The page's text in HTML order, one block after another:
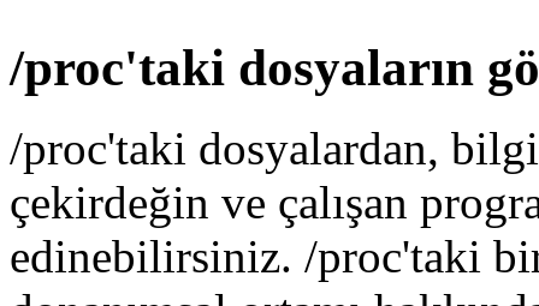
/proc'taki dosyaların
/proc'taki dosyalardan,
çekirdeğin ve çalışan
edinebilirsiniz. /proc'taki